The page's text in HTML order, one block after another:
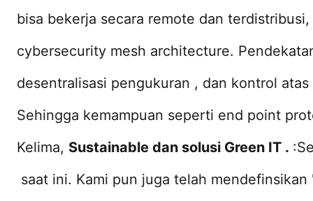
bisa bekerja secara remote dan
cybersecurity mesh architecture.
desentralisasi pengukuran , dan kontrol
Sehingga kemampuan seperti end point
Kelima, Sustainable dan solusi Green IT .
saat ini. Kami pun juga telah